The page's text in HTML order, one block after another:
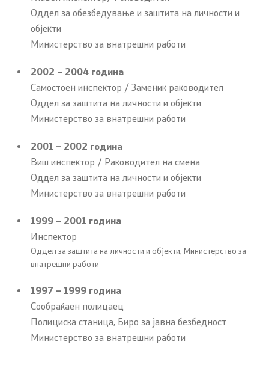
Корисни информации за државјаните на РСМ кои
живееат во странство
Адреси и контакт телефони
CSCA-MK
Оддел за односи со јавност и стратешки прашања
Помошник на министерот на оддел за односи со
Портпароли на СВР
Дневни билтени
Медија центар
Политика за квалитет
Оддел за обезбедување и заштита на личности и
објекти
Министерство за внатрешни работи
2002 – 2004 година
Самостоен инспектор / Заменик раководител
Оддел за заштита на личности и објекти
Министерство за внатрешни работи
2001 – 2002 година
Виш инспектор / Раководител на смена
Оддел за заштита на личности и објекти
Министерство за внатрешни работи
1999 – 2001 година
Инспектор
Оддел за заштита на личности и објекти, Министерство за
внатрешни работи
1997 – 1999 година
Сообраќаен полицаец
Полициска станица, Биро за јавна безбедност
Министерство за внатрешни работи